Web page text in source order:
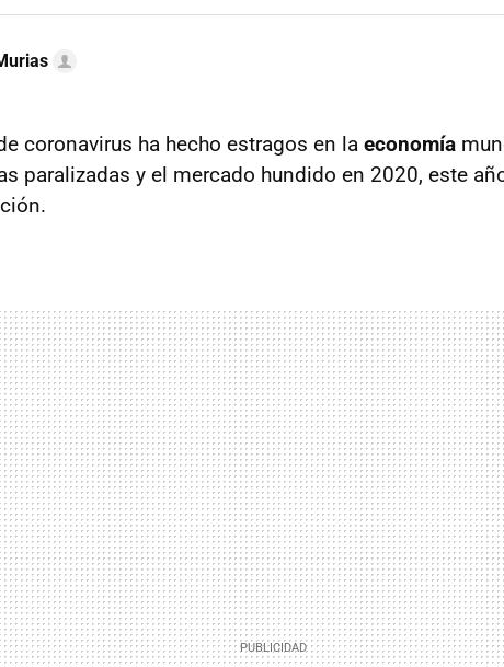
coronavirus ha hecho estragos en la economía
paralizadas y el mercado hundido en 2020, este